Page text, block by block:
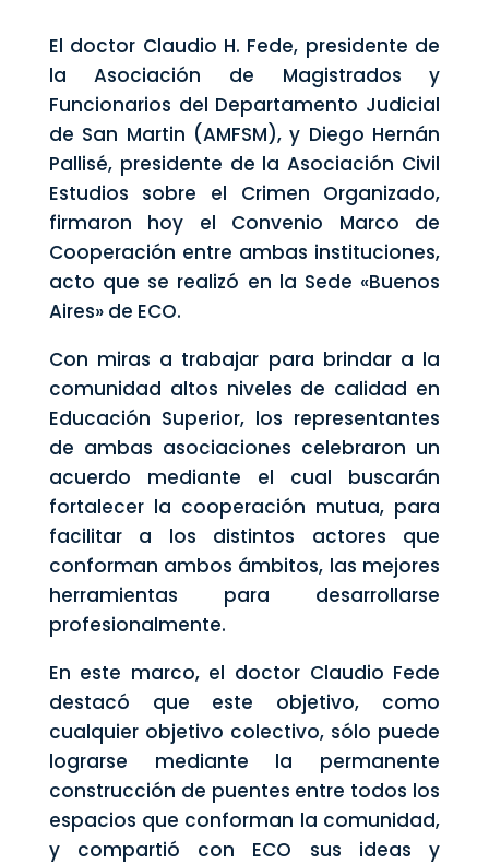
El doctor Claudio H. Fede, presidente de
la Asociación de Magistrados y
Funcionarios del Departamento Judicial
de San Martin (AMFSM), y Diego Hernán
Pallisé, presidente de la Asociación Civil
Estudios sobre el Crimen Organizado,
firmaron hoy el Convenio Marco de
Cooperación entre ambas instituciones,
acto que se realizó en la Sede «Buenos
Aires» de ECO.
Con miras a trabajar para brindar a la
comunidad altos niveles de calidad en
Educación Superior, los representantes
de ambas asociaciones celebraron un
acuerdo mediante el cual buscarán
fortalecer la cooperación mutua, para
facilitar a los distintos actores que
conforman ambos ámbitos, las mejores
herramientas para desarrollarse
profesionalmente.
En este marco, el doctor Claudio Fede
destacó que este objetivo, como
cualquier objetivo colectivo, sólo puede
lograrse mediante la permanente
construcción de puentes entre todos los
espacios que conforman la comunidad,
y compartió con ECO sus ideas y